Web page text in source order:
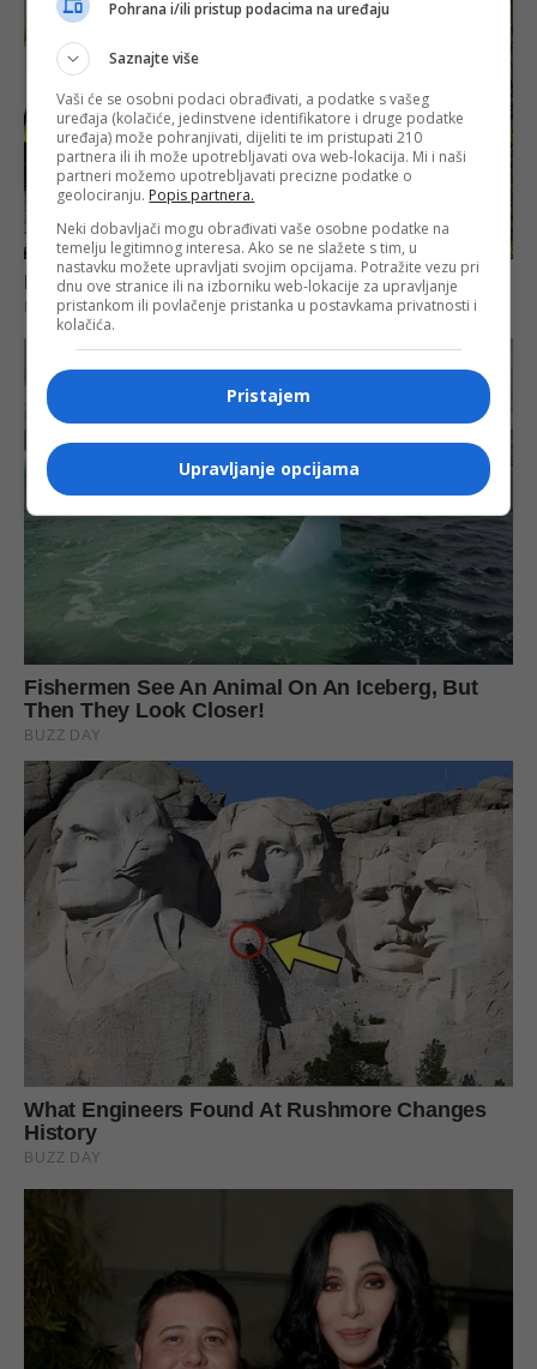
Pohrana i/ili pristup podacima na uređaju
Saznajte više
Vaši će se osobni podaci obrađivati, a podatke s vašeg
uređaja (kolačiće, jedinstvene identifikatore i druge podatke
uređaja) može pohranjivati, dijeliti te im pristupati 210
partnera ili ih može upotrebljavati ova web-lokacija. Mi i naši
partneri možemo upotrebljavati precizne podatke o
geolociranju. Popis partnera.
Neki dobavljači mogu obrađivati vaše osobne podatke na
temelju legitimnog interesa. Ako se ne slažete s tim, u
nastavku možete upravljati svojim opcijama. Potražite vezu pri
dnu ove stranice ili na izborniku web-lokacije za upravljanje
pristankom ili povlačenje pristanka u postavkama privatnosti i
kolačića.
Pristajem
Upravljanje opcijama